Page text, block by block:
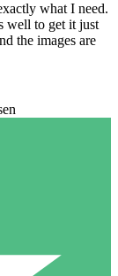
what I need.
well to get it just
the images are